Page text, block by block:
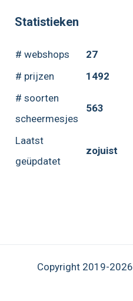
Statistieken
# webshops
27
# prijzen
1492
# soorten
scheermesjes
563
Laatst
geüpdatet
zojuist
Copyright 2019-